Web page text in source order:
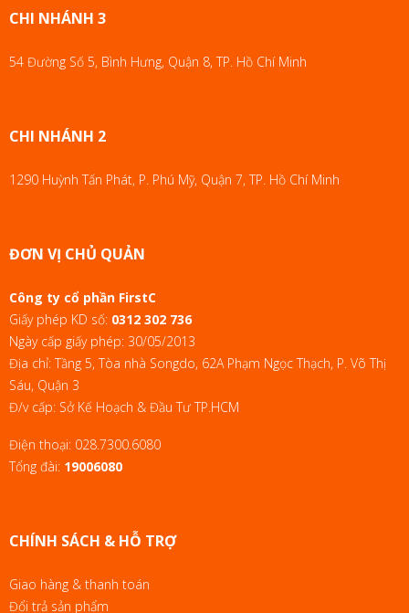
CHI NHÁNH 3
54 Đường Số 5, Bình Hưng, Quận 8, TP. Hồ Chí Minh
CHI NHÁNH 2
1290 Huỳnh Tấn Phát, P. Phú Mỹ, Quận 7, TP. Hồ Chí Minh
ĐƠN VỊ CHỦ QUẢN
Công ty cổ phần FirstC
Giấy phép KD số: 0312 302 736
Ngày cấp giấy phép: 30/05/2013
Địa chỉ: Tầng 5, Tòa nhà Songdo, 62A Phạm Ngọc Thạch, P. Võ Thị
Sáu, Quận 3
Đ/v cấp: Sở Kế Hoạch & Đầu Tư TP.HCM
Điện thoại: 028.7300.6080
Tổng đài: 19006080
CHÍNH SÁCH & HỖ TRỢ
Giao hàng & thanh toán
Đổi trả sản phẩm